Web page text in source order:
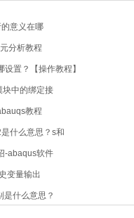
意义在哪
分析教程
置？【操作教程】
中的绑定接
教程
什么意思？s和
-abaqus软件
变量输出
什么意思？